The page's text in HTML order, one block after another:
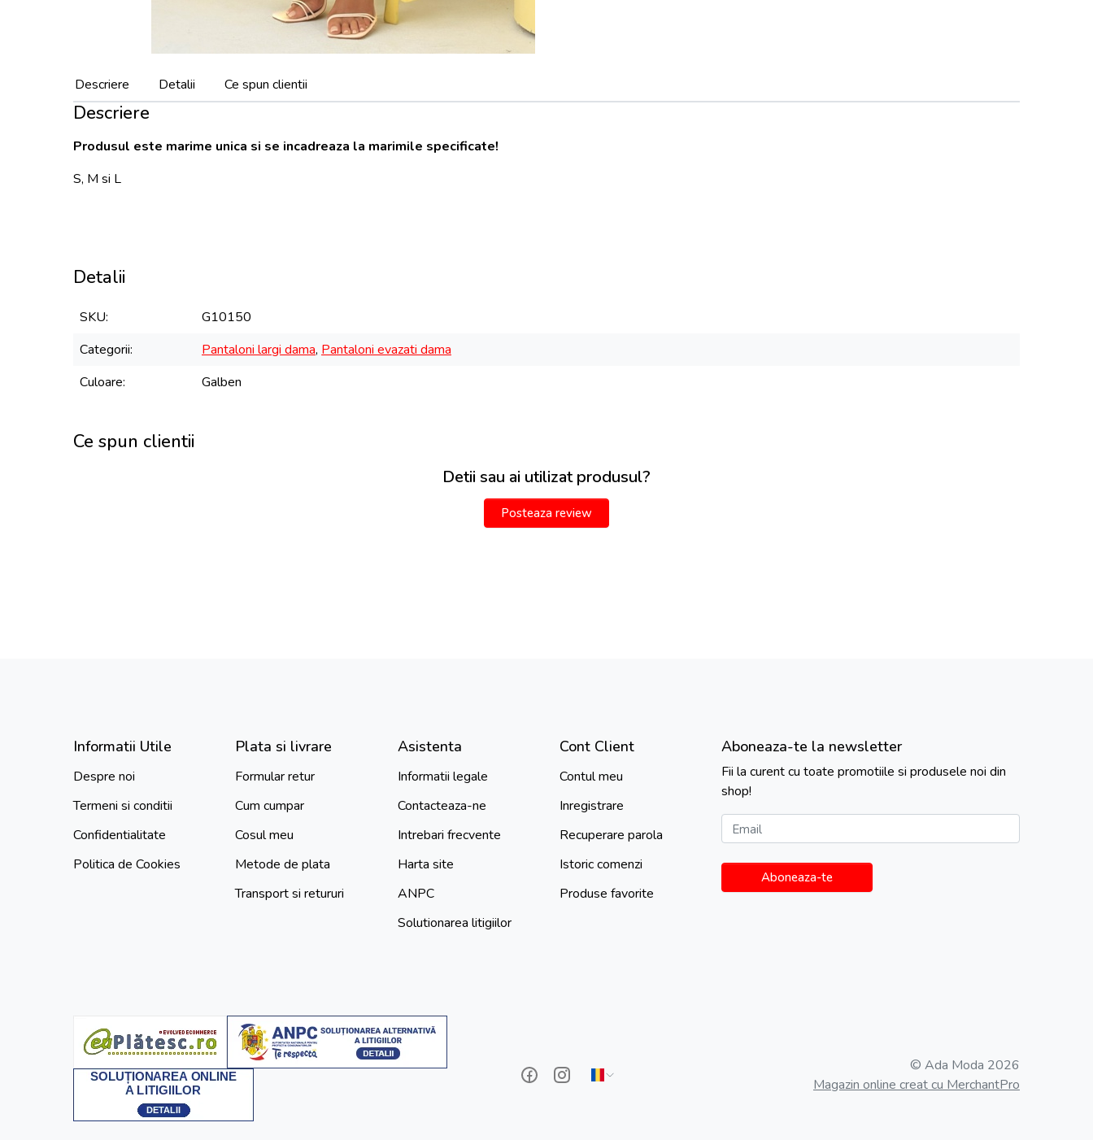
Descriere Detalii Ce spun clientii
Descriere
Produsul este marime unica si se incadreaza la marimile specificate!
S, M si L
Detalii
SKU
G10150
Categorii
Pantaloni largi dama, Pantaloni evazati dama
Culoare
Galben
Ce spun clientii
Detii sau ai utilizat produsul?
Posteaza review
Informatii Utile
Despre noi
Termeni si conditii
Confidentialitate
Politica de Cookies
Plata si livrare
Formular retur
Cum cumpar
Cosul meu
Metode de plata
Transport si retururi
Asistenta
Informatii legale
Contacteaza-ne
Intrebari frecvente
Harta site
ANPC
Solutionarea litigiilor
Cont Client
Contul meu
Inregistrare
Recuperare parola
Istoric comenzi
Produse favorite
Aboneaza-te la newsletter
Fii la curent cu toate promotiile si produsele noi din
shop!
Email
Aboneaza-te
© Ada Moda 2026
Magazin online creat cu MerchantPro